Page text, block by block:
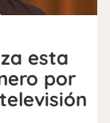
esta
por